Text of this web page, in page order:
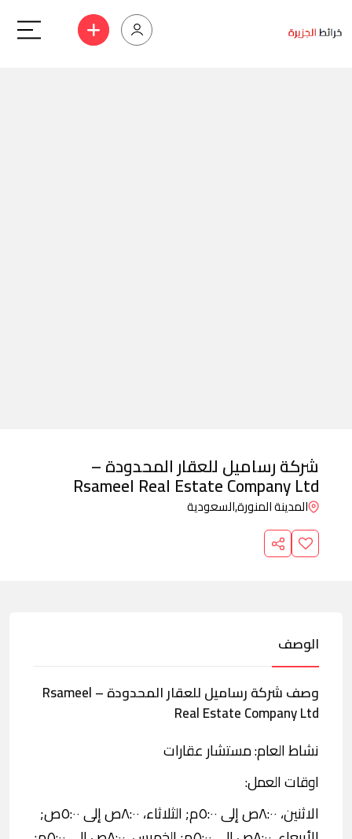
شركة رساميل للعقار المحدودة –
Rsameel Real Estate Company Ltd
المدينة المنورة,السعودية
الوصف
وصف شركة رساميل للعقار المحدودة – Rsameel
Real Estate Company Ltd
نشاط العام: مستشار عقارات
اوقات العمل:
الاثنين، ٨:٠٠ص إلى ٥:٠٠م; الثلاثاء، ٨:٠٠ص إلى ٥:٠٠ص;